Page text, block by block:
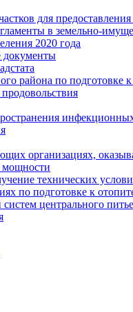
для
в земельно-
2020 года
документы
района по подготовке
организациях,
мощности
технических
по подготовке к
центрального